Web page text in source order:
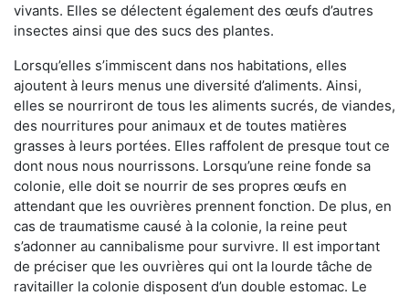
vivants. Elles se délectent également des œufs d’autres
insectes ainsi que des sucs des plantes.
Lorsqu’elles s’immiscent dans nos habitations, elles
ajoutent à leurs menus une diversité d’aliments. Ainsi,
elles se nourriront de tous les aliments sucrés, de viandes,
des nourritures pour animaux et de toutes matières
grasses à leurs portées. Elles raffolent de presque tout ce
dont nous nous nourrissons. Lorsqu’une reine fonde sa
colonie, elle doit se nourrir de ses propres œufs en
attendant que les ouvrières prennent fonction. De plus, en
cas de traumatisme causé à la colonie, la reine peut
s’adonner au cannibalisme pour survivre. Il est important
de préciser que les ouvrières qui ont la lourde tâche de
ravitailler la colonie disposent d’un double estomac. Le